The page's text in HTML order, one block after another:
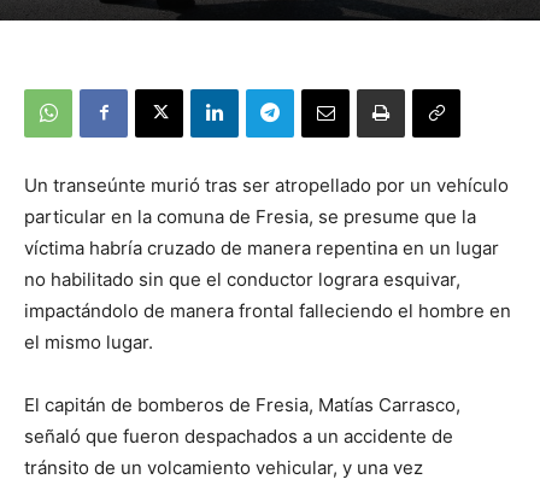
Un transeúnte murió tras ser atropellado por un vehículo
particular en la comuna de Fresia, se presume que la
víctima habría cruzado de manera repentina en un lugar
no habilitado sin que el conductor lograra esquivar,
impactándolo de manera frontal falleciendo el hombre en
el mismo lugar.
El capitán de bomberos de Fresia, Matías Carrasco,
señaló que fueron despachados a un accidente de
tránsito de un volcamiento vehicular, y una vez